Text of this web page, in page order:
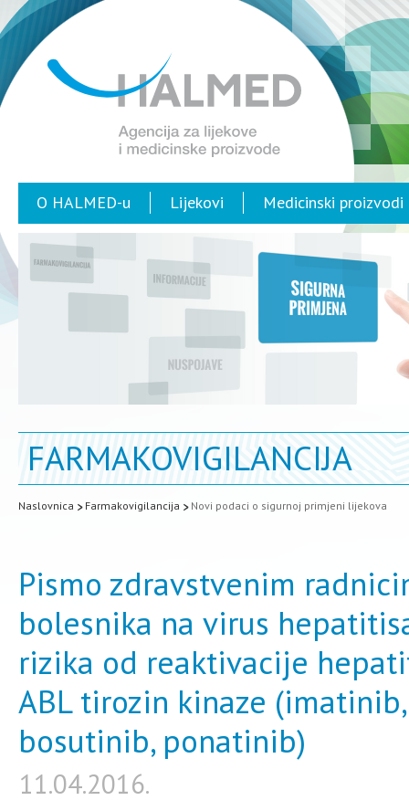
O HALMED-u Lijekovi Medicinski proizvodi
FARMAKOVIGILANCIJA
Naslovnica Farmakovigilancija Novi podaci o sigurnoj primjeni lijekova
Pismo zdravstvenim
bolesnika na virus
rizika od reaktivacije
ABL tirozin kinaze
bosutinib, ponatinib)
11.04.2016.